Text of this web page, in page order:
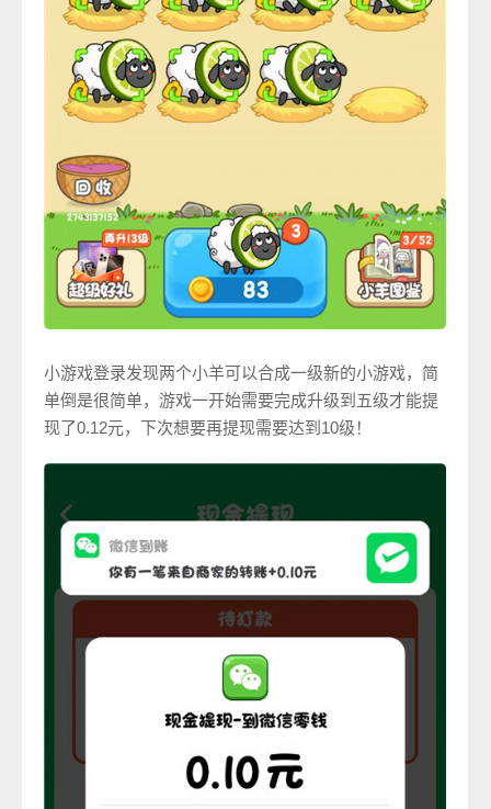
小游戏登录发现两个小羊可以合成一级新的小游戏，简
单倒是很简单，游戏一开始需要完成升级到五级才能提
现了0.12元，下次想要再提现需要达到10级！